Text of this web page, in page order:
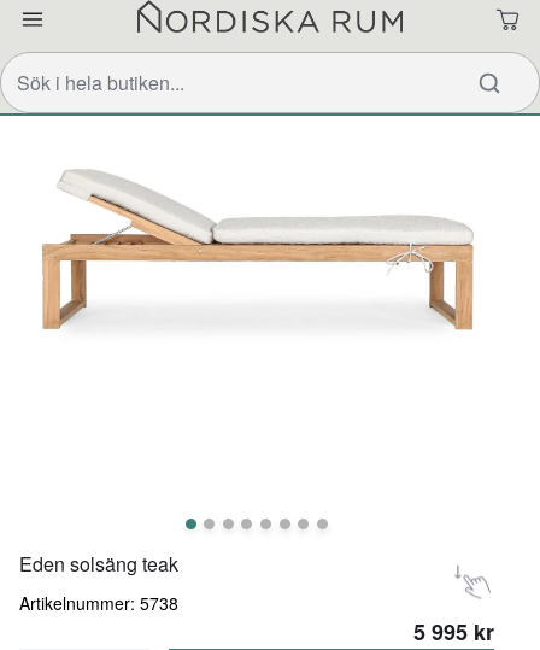
Eden solsäng teak
Artikelnummer: 5738
5 995 kr